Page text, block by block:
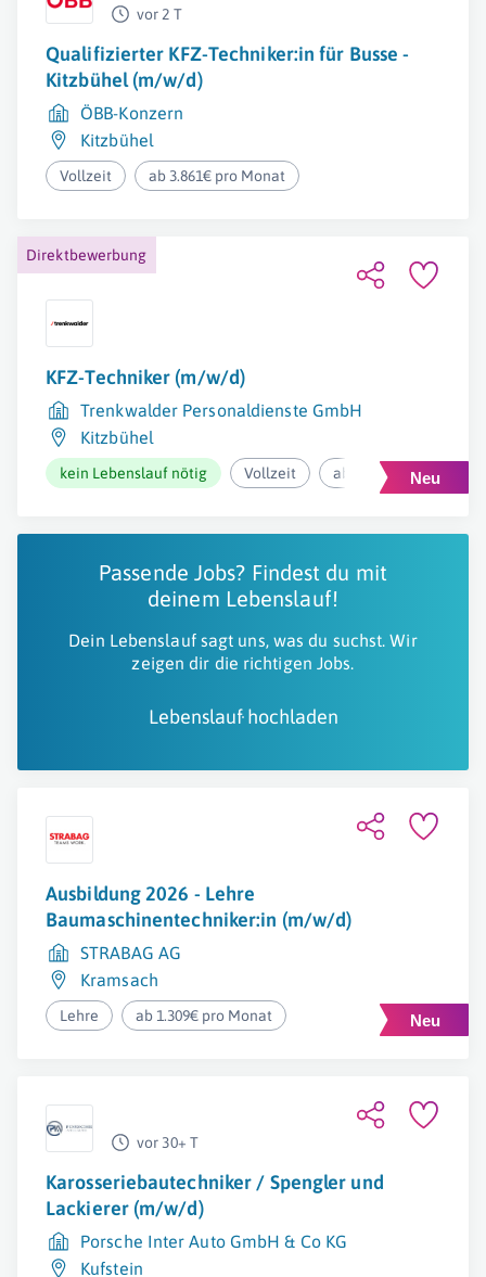
vor 2 T
Qualifizierter KFZ-Techniker:in für Busse -
Kitzbühel (m/w/d)
ÖBB-Konzern
Kitzbühel
Vollzeit ab 3.861€ pro Monat
Direktbewerbung
KFZ-Techniker (m/w/d)
Trenkwalder Personaldienste GmbH
Kitzbühel
kein Lebenslauf nötig Vollzeit ab 3.844€ pro Monat
Passende Jobs? Findest du mit
deinem Lebenslauf!
Dein Lebenslauf sagt uns, was du suchst. Wir
zeigen dir die richtigen Jobs.
Lebenslauf hochladen
Ausbildung 2026 - Lehre
Baumaschinentechniker:in (m/w/d)
STRABAG AG
Kramsach
Lehre ab 1.309€ pro Monat
vor 30+ T
Karosseriebautechniker / Spengler und
Lackierer (m/w/d)
Porsche Inter Auto GmbH & Co KG
Kufstein